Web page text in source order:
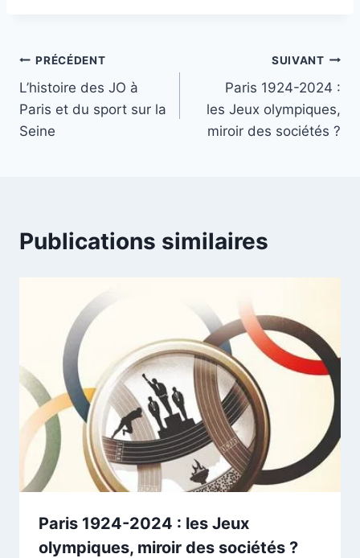
PRÉCÉDENT
L’histoire des JO à
Paris et du sport sur la
Seine
SUIVANT
Paris 1924-2024 :
les Jeux olympiques,
miroir des sociétés ?
Publications similaires
Paris 1924-2024 : les Jeux
olympiques, miroir des sociétés ?